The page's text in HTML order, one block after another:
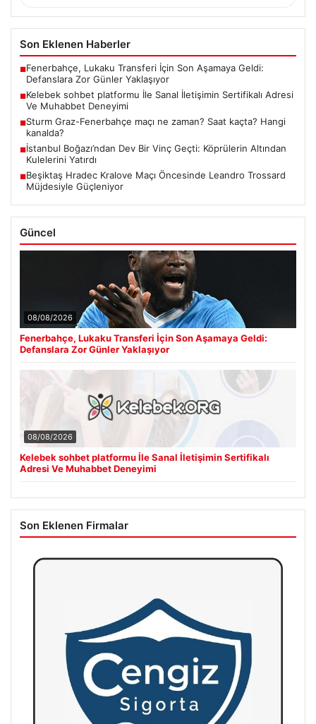
Son Eklenen Haberler
■Fenerbahçe, Lukaku Transferi İçin Son Aşamaya Geldi:
Defanslara Zor Günler Yaklaşıyor
■Kelebek sohbet platformu İle Sanal İletişimin Sertifikalı Adresi
Ve Muhabbet Deneyimi
■Sturm Graz-Fenerbahçe maçı ne zaman? Saat kaçta? Hangi
kanalda?
■İstanbul Boğazı’ndan Dev Bir Vinç Geçti: Köprülerin Altından
Kulelerini Yatırdı
■Beşiktaş Hradec Kralove Maçı Öncesinde Leandro Trossard
Müjdesiyle Güçleniyor
Güncel
08/08/2026
Fenerbahçe, Lukaku Transferi İçin Son Aşamaya Geldi:
Defanslara Zor Günler Yaklaşıyor
08/08/2026
Kelebek sohbet platformu İle Sanal İletişimin Sertifikalı
Adresi Ve Muhabbet Deneyimi
Son Eklenen Firmalar